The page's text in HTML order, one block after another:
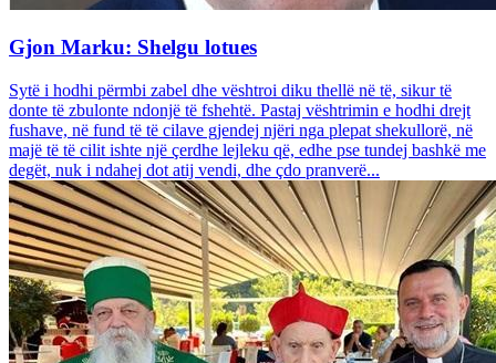
Gjon Marku: Shelgu lotues
Sytë i hodhi përmbi zabel dhe vështroi diku thellë në të, sikur të
donte të zbulonte ndonjë të fshehtë. Pastaj vështrimin e hodhi drejt
fushave, në fund të të cilave gjendej njëri nga plepat shekullorë, në
majë të të cilit ishte një çerdhe lejleku që, edhe pse tundej bashkë me
degët, nuk i ndahej dot atij vendi, dhe çdo pranverë...